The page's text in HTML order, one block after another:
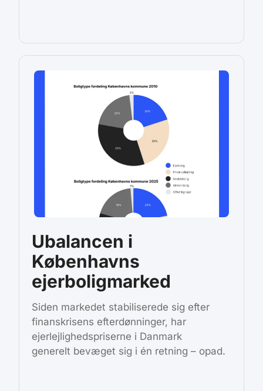
Ubalancen i
Københavns
ejerboligmarked
Siden markedet stabiliserede sig efter
finanskrisens efterdønninger, har
ejerlejlighedspriserne i Danmark
generelt bevæget sig i én retning – opad.